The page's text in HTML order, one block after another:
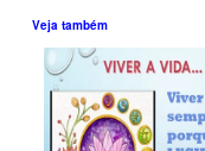
Veja também